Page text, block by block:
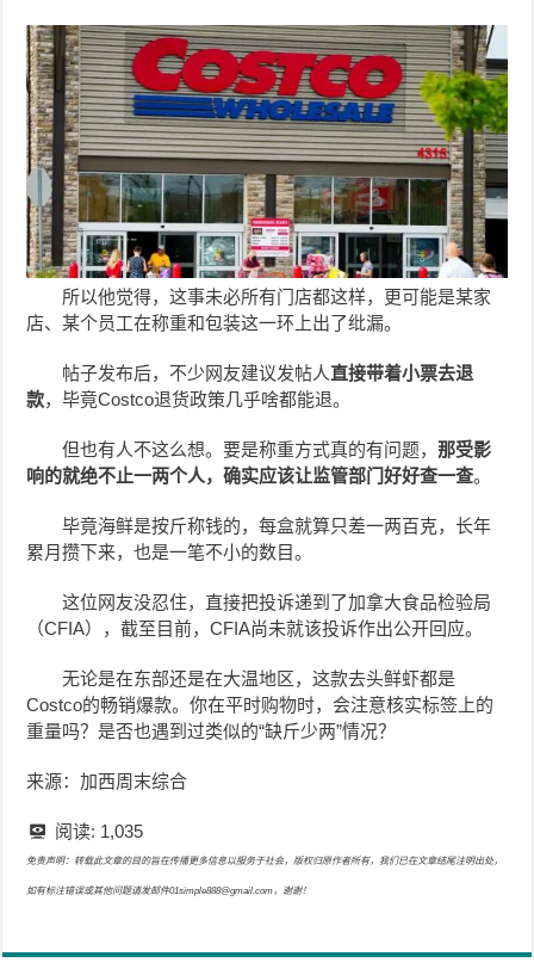
所以他觉得，这事未必所有门店都这样，更可能是某家
店、某个员工在称重和包装这一环上出了纰漏。
帖子发布后，不少网友建议发帖人直接带着小票去退
款，毕竟Costco退货政策几乎啥都能退。
但也有人不这么想。要是称重方式真的有问题，那受影
响的就绝不止一两个人，确实应该让监管部门好好查一查。
毕竟海鲜是按斤称钱的，每盒就算只差一两百克，长年
累月攒下来，也是一笔不小的数目。
这位网友没忍住，直接把投诉递到了加拿大食品检验局
（CFIA），截至目前，CFIA尚未就该投诉作出公开回应。
无论是在东部还是在大温地区，这款去头鲜虾都是
Costco的畅销爆款。你在平时购物时，会注意核实标签上的
重量吗？是否也遇到过类似的“缺斤少两”情况？
来源：加西周末综合
阅读: 1,035
免责声明：转载此文章的目的旨在传播更多信息以服务于社会，版权归原作者所有，我们已在文章结尾注明出处，
如有标注错误或其他问题请发邮件01simple888@gmail.com，谢谢！